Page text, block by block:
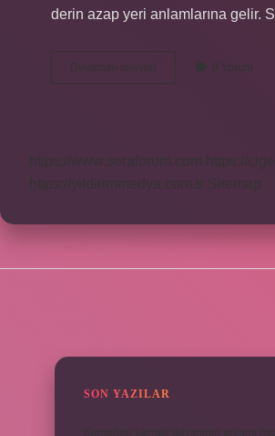
derin azap yeri anlamlarına gelir.
Devamını okuyun
Ne
8 Yorum
https://www.seraforum.com
https://
https://yildirimmedya.com.tr Sitemap
SON YAZILAR